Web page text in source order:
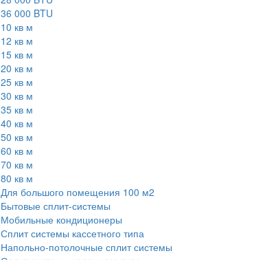
36 000 BTU
10 кв м
12 кв м
15 кв м
20 кв м
25 кв м
30 кв м
35 кв м
40 кв м
50 кв м
60 кв м
70 кв м
80 кв м
Для большого помещения 100 м2
Бытовые сплит-системы
Мобильные кондиционеры
Сплит системы кассетного типа
Напольно-потолочные сплит системы